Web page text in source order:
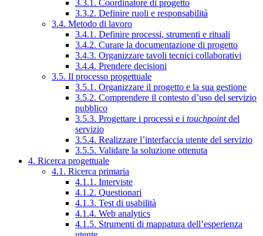
3.3.1. Coordinatore di progetto
3.3.2. Definire ruoli e responsabilità
3.4. Metodo di lavoro
3.4.1. Definire processi, strumenti e rituali
3.4.2. Curare la documentazione di progetto
3.4.3. Organizzare tavoli tecnici collaborativi
3.4.4. Prendere decisioni
3.5. Il processo progettuale
3.5.1. Organizzare il progetto e la sua gestione
3.5.2. Comprendere il contesto d’uso del servizio
pubblico
3.5.3. Progettare i processi e i touchpointdel
servizio
3.5.4. Realizzare l’interfaccia utente del servizio
3.5.5. Validare la soluzione ottenuta
4. Ricerca progettuale
4.1. Ricerca primaria
4.1.1. Interviste
4.1.2. Questionari
4.1.3. Test di usabilità
4.1.4. Web analytics
4.1.5. Strumenti di mappatura dell’esperienza